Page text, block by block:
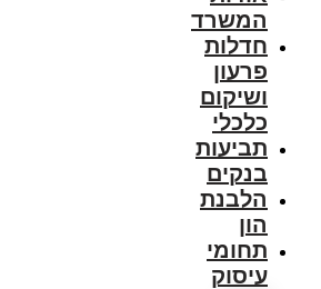
המשרד
חדלות
פרעון
ושיקום
כלכלי
תביעות
בנקים
הלבנת
הון
תחומי
עיסוק